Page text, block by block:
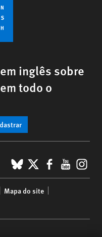
inglês sobre
todo o
BlueSky
X
Mapa do site